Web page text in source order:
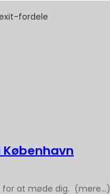
fordele
for at møde dig. (mere…)